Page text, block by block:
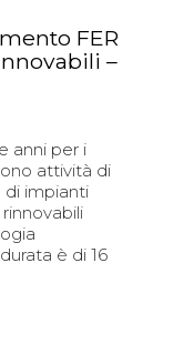
FER
–
anni per i
attività di
di impianti
è di 16